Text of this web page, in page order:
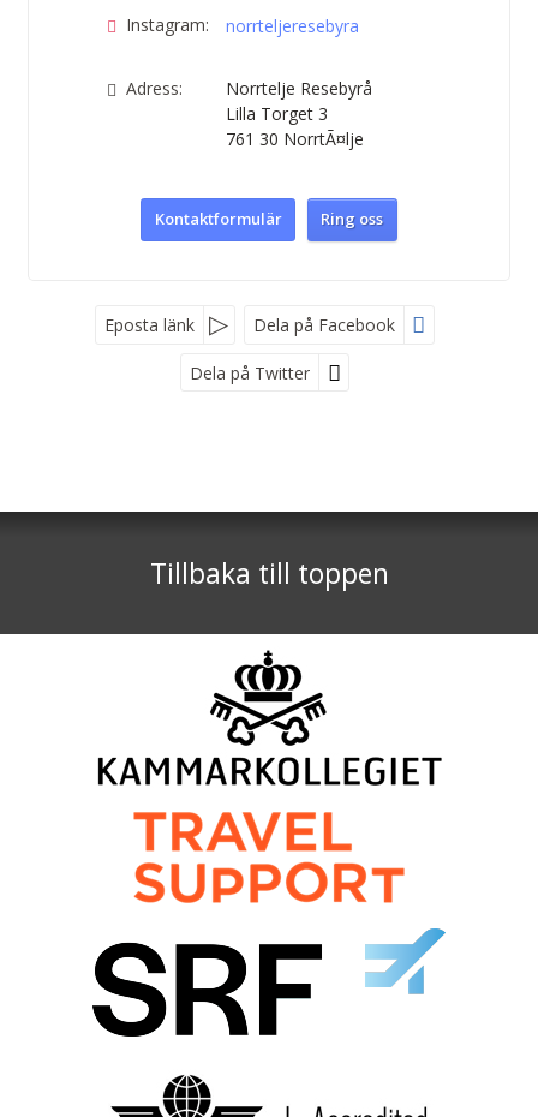
Instagram:
norrteljeresebyra
Adress:
Norrtelje Resebyrå
Lilla Torget 3
761 30 NorrtÃ¤lje
Kontaktformulär Ring oss
FacebookEposta länk Dela på Facebook
Dela på Twitter
Fyll i denna kod. Detta används för att
kontrollera att det inte är en dator som fyller i
Jag samtycker till dataskyddspolicyn.
Läs vår dataskyddspolicy här »
*
Telefon 0176-125 00
info@norrteljeresebyra.se
Tillbaka till toppen